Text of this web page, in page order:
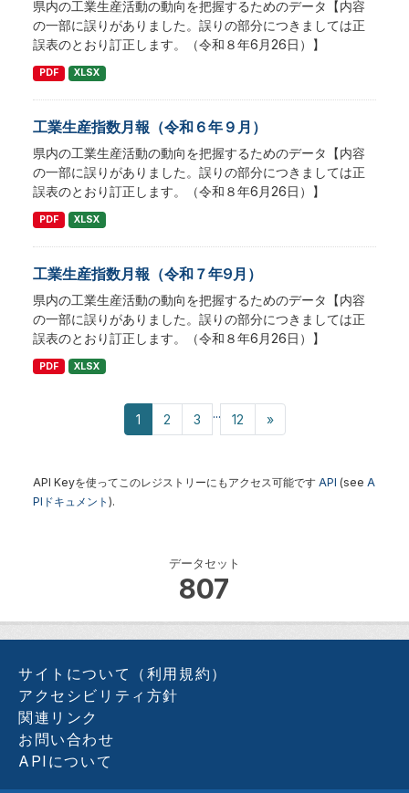
データセット
807
県内の工業生産活動の動向を把握するためのデータ【内容
の一部に誤りがありました。誤りの部分につきましては正
誤表のとおり訂正します。（令和８年6月26日）】
PDF XLSX
工業生産指数月報（令和６年９月）
県内の工業生産活動の動向を把握するためのデータ【内容
の一部に誤りがありました。誤りの部分につきましては正
誤表のとおり訂正します。（令和８年6月26日）】
PDF XLSX
工業生産指数月報（令和７年9月）
県内の工業生産活動の動向を把握するためのデータ【内容
の一部に誤りがありました。誤りの部分につきましては正
誤表のとおり訂正します。（令和８年6月26日）】
PDF XLSX
1 2 3 ... 12 »
API Keyを使ってこのレジストリーにもアクセス可能です API (see A
PIドキュメント ).
サイトについて（利用規約）
アクセシビリティ方針
関連リンク
お問い合わせ
APIについて